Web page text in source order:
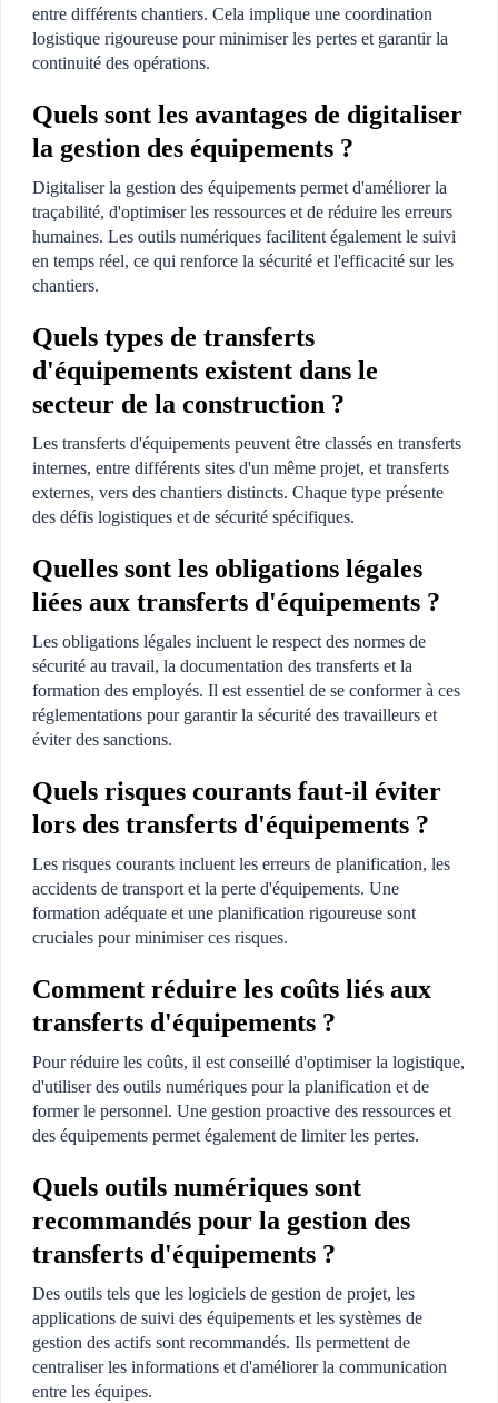
entre différents chantiers. Cela implique une coordination
logistique rigoureuse pour minimiser les pertes et garantir la
continuité des opérations.
Quels sont les avantages de digitaliser
la gestion des équipements ?
Digitaliser la gestion des équipements permet d'améliorer la
traçabilité, d'optimiser les ressources et de réduire les erreurs
humaines. Les outils numériques facilitent également le suivi
en temps réel, ce qui renforce la sécurité et l'efficacité sur les
chantiers.
Quels types de transferts
d'équipements existent dans le
secteur de la construction ?
Les transferts d'équipements peuvent être classés en transferts
internes, entre différents sites d'un même projet, et transferts
externes, vers des chantiers distincts. Chaque type présente
des défis logistiques et de sécurité spécifiques.
Quelles sont les obligations légales
liées aux transferts d'équipements ?
Les obligations légales incluent le respect des normes de
sécurité au travail, la documentation des transferts et la
formation des employés. Il est essentiel de se conformer à ces
réglementations pour garantir la sécurité des travailleurs et
éviter des sanctions.
Quels risques courants faut-il éviter
lors des transferts d'équipements ?
Les risques courants incluent les erreurs de planification, les
accidents de transport et la perte d'équipements. Une
formation adéquate et une planification rigoureuse sont
cruciales pour minimiser ces risques.
Comment réduire les coûts liés aux
transferts d'équipements ?
Pour réduire les coûts, il est conseillé d'optimiser la logistique,
d'utiliser des outils numériques pour la planification et de
former le personnel. Une gestion proactive des ressources et
des équipements permet également de limiter les pertes.
Quels outils numériques sont
recommandés pour la gestion des
transferts d'équipements ?
Des outils tels que les logiciels de gestion de projet, les
applications de suivi des équipements et les systèmes de
gestion des actifs sont recommandés. Ils permettent de
centraliser les informations et d'améliorer la communication
entre les équipes.